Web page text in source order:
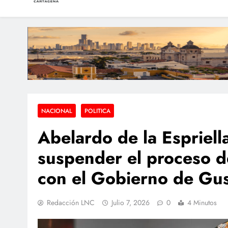
Condenan a dos
Dos
Hallan a una
LAS NOTICIAS CARTAGENA
Periodismo e Investigación
NACIONAL POLITICA
Abelardo de la
suspender el proceso
con el Gobierno de
Redacción LNC Julio 7, 2026 0 4 Minutos